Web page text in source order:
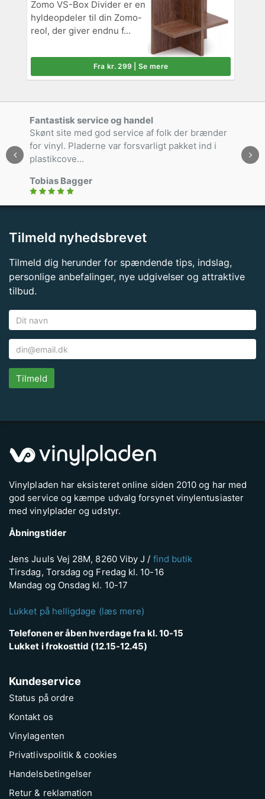
Zomo VS-Box Divider er en
hyldeopdeler til din Zomo-
reol, der giver endnu f...
Fra kr. 299 | Se mere
Fantastisk service og handel
Skønt site med god service af folk der brænder
for vinyl. Pladerne var forsvarligt pakket ind i
plastikcove...
Tobias Bagger
Tilmeld nyhedsbrevet
Tilmeld dig herunder for spændende tips, indslag,
personlige anbefalinger, nye udgivelser og attraktive
tilbud.
Tilmeld
Vinylpladen har eksisteret online siden 2010 og har med
god service og kæmpe udvalg forsynet vinylentusiaster
med vinylplader og udstyr.
Åbningstider
Jens Juuls Vej 28M, 8260 Viby J / find butik
Tirsdag, Torsdag og Fredag kl. 10-16
Mandag og Onsdag kl. 10-17
Lukket på helligdage (læs mere)
Telefonen er åben hverdage fra kl. 10-15
Lukket i frokosttid (12.15-12.45)
Kundeservice
Status på ordre
Kontakt os
Vinylagenten
Privatlivspolitik & cookies
Handelsbetingelser
Retur & reklamation